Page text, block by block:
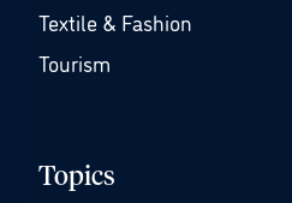
Textile & Fashion
Tourism
Topics